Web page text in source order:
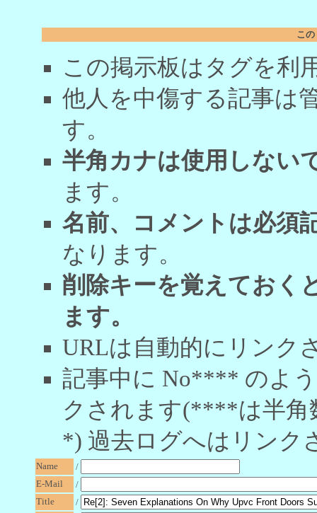
こ
この掲示板はタグを利
他人を中傷する記事は
す。
半角カナは使用しない
ます。
名前、コメントは必須
なります。
削除キーを覚えておく
ます。
URLは自動的にリンク
記事中に No**** のよ
クされます(****は半角
*) 過去ログへはリンク
Name
/
E-Mail
/
Title
/